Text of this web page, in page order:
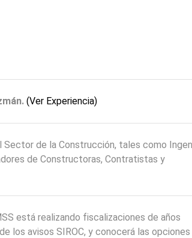
. (Ver Experiencia)
de la Construcción, tales como
de Constructoras, Contratistas y
está realizando fiscalizaciones de años
los avisos SIROC, y conocerá las opciones